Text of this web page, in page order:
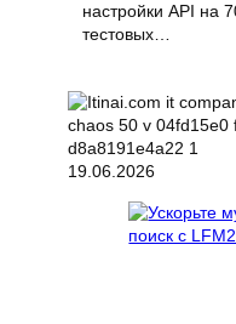
настройки API на
тестовых…
19.06.2026